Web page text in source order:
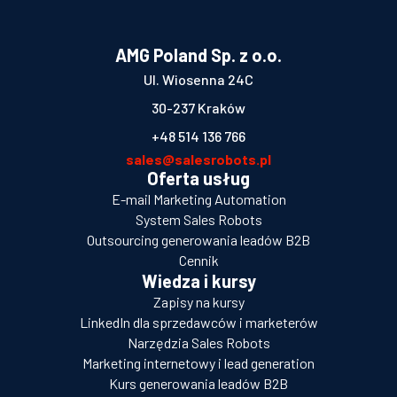
AMG Poland Sp. z o.o.
Ul. Wiosenna 24C
30-237 Kraków
+48 514 136 766
sales@salesrobots.pl
Oferta usług
E-mail Marketing Automation
System Sales Robots
Outsourcing generowania leadów B2B
Cennik
Wiedza i kursy
Zapisy na kursy
LinkedIn dla sprzedawców i marketerów
Narzędzia Sales Robots
Marketing internetowy i lead generation
Kurs generowania leadów B2B